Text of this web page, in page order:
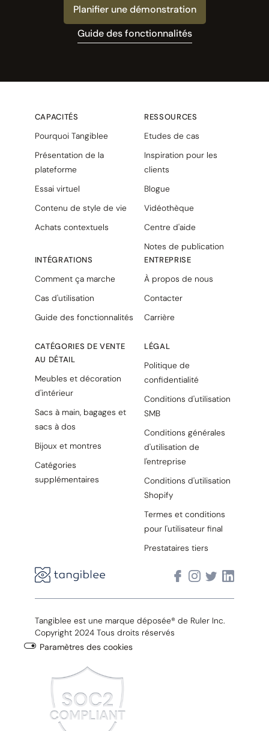
Planifier une démonstration
Guide des fonctionnalités
CAPACITÉS
Pourquoi Tangiblee
Présentation de la
plateforme
Essai virtuel
Contenu de style de vie
Achats contextuels
INTÉGRATIONS
Comment ça marche
Cas d'utilisation
Guide des fonctionnalités
CATÉGORIES DE VENTE
AU DÉTAIL
Meubles et décoration
d'intérieur
Sacs à main, bagages et
sacs à dos
Bijoux et montres
Catégories
supplémentaires
RESSOURCES
Etudes de cas
Inspiration pour les
clients
Blogue
Vidéothèque
Centre d'aide
Notes de publication
ENTREPRISE
À propos de nous
Contacter
Carrière
LÉGAL
Politique de
confidentialité
Conditions d'utilisation
SMB
Conditions générales
d'utilisation de
l'entreprise
Conditions d'utilisation
Shopify
Termes et conditions
pour l'utilisateur final
Prestataires tiers
Tangiblee est une marque déposée® de Ruler Inc.
Copyright 2024 Tous droits réservés
Paramètres des cookies